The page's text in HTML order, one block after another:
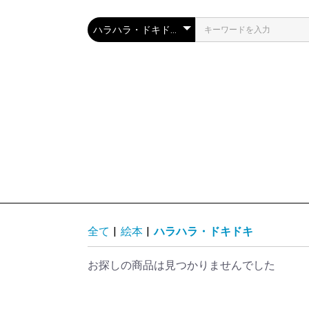
全て | 絵本 | ハラハラ・ドキドキ
お探しの商品は見つかりませんでした